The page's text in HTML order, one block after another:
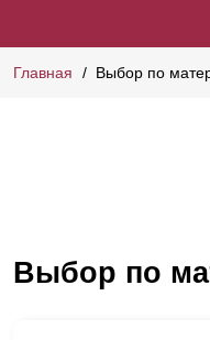
Главная Выбор по
Выбор по